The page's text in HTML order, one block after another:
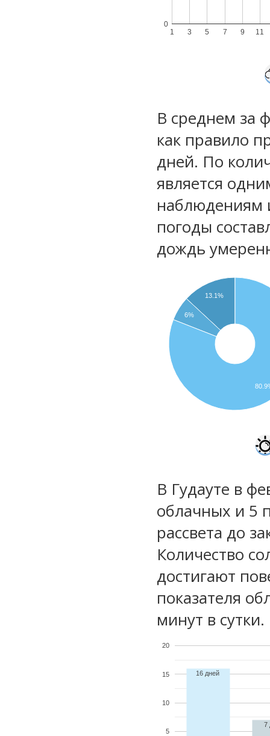
1 3 5 7 9 11
0
В среднем за
как правило
дней. По
является
наблюдениям
погоды
дождь
13.1%
6%
В Гудауте в
облачных и 5
рассвета до
Количество
достигают
показателя
минут в сутки.
5
10
15
20
16 дней
7